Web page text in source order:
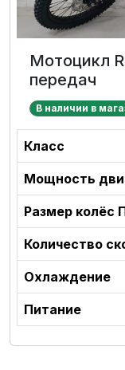
Мотоцикл
передач
В наличии в
Класс
Мощность
Размер колёс
Количество
Охлаждение
Питание